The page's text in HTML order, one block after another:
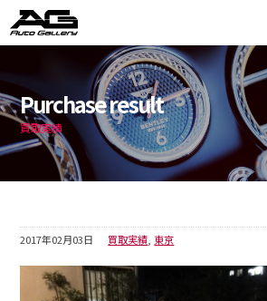
Purchase result
買取実績
2017年02月03日 買取実績 ,東京
車をメーカーから探す
車を店舗から探す Shop
ホイールを買う
アフターサービス